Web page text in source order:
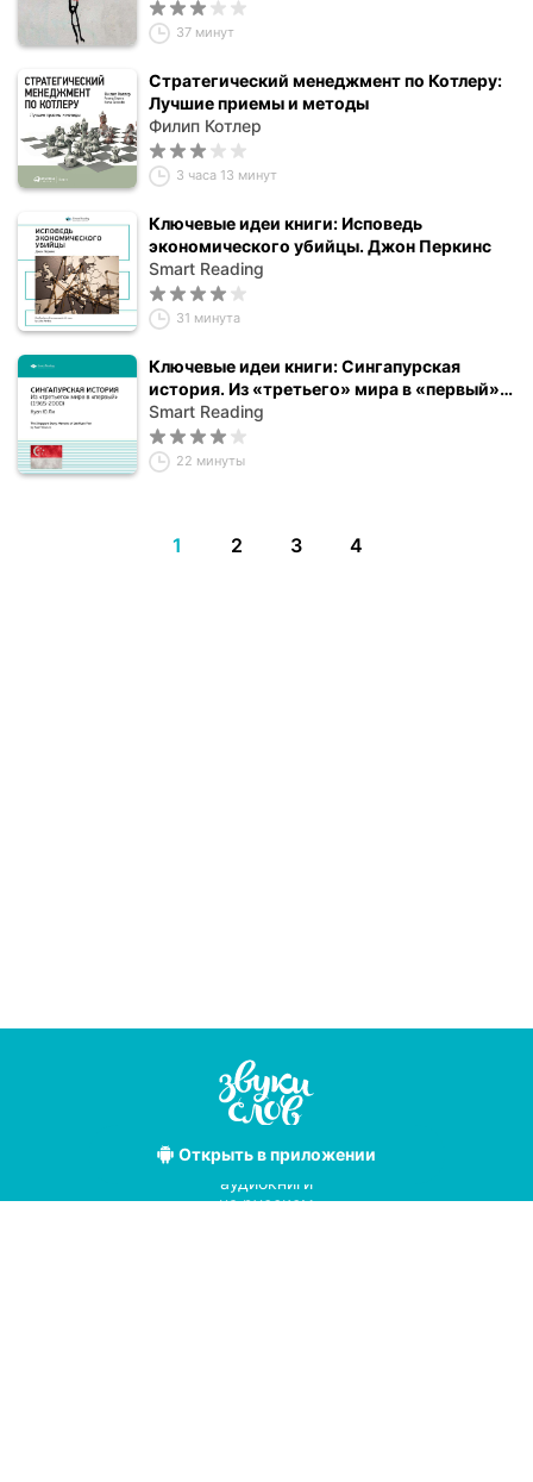
37 минут
Стратегический менеджмент по Котлеру:
Лучшие приемы и методы
Филип Котлер
3 часа 13 минут
Ключевые идеи книги: Исповедь
экономического убийцы. Джон Перкинс
Smart Reading
31 минута
Ключевые идеи книги: Сингапурская
история. Из «третьего» мира в «первый»
(1965-2000). Куан Ю Ли
Smart Reading
22 минуты
1 2 3 4
Открытьв приложении
Лучшие
аудиокниги
на русском